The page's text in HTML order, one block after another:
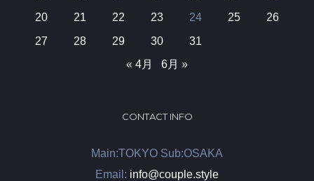
20
21 22 23 24 25
26
27
28 29 30
31
« 4月
6月 »
CONTACT INFO
Main:TOKYO Sub:OSAKA
Email: info@couple.style